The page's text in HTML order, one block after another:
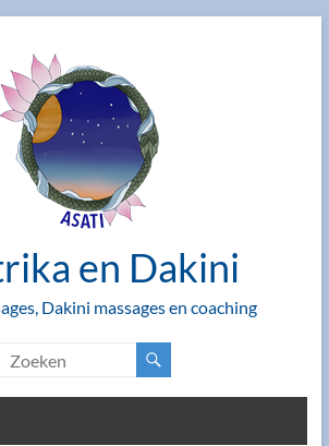
en Dakini
Dakini massages en coaching